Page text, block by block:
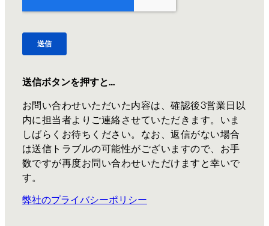
送信ボタンを押すと…
お問い合わせいただいた内容は、確認後3営業日以
内に担当者よりご連絡させていただきます。いま
しばらくお待ちください。なお、返信がない場合
は送信トラブルの可能性がございますので、お手
数ですが再度お問い合わせいただけますと幸いで
す。
弊社のプライバシーポリシー